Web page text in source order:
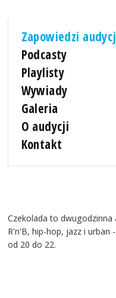
Zapowiedzi
Podcasty
Playlisty
Wywiady
Galeria
O audycji
Kontakt
Czekolada to
R'n'B, hip-hop, jazz i urban
od 20 do 22.